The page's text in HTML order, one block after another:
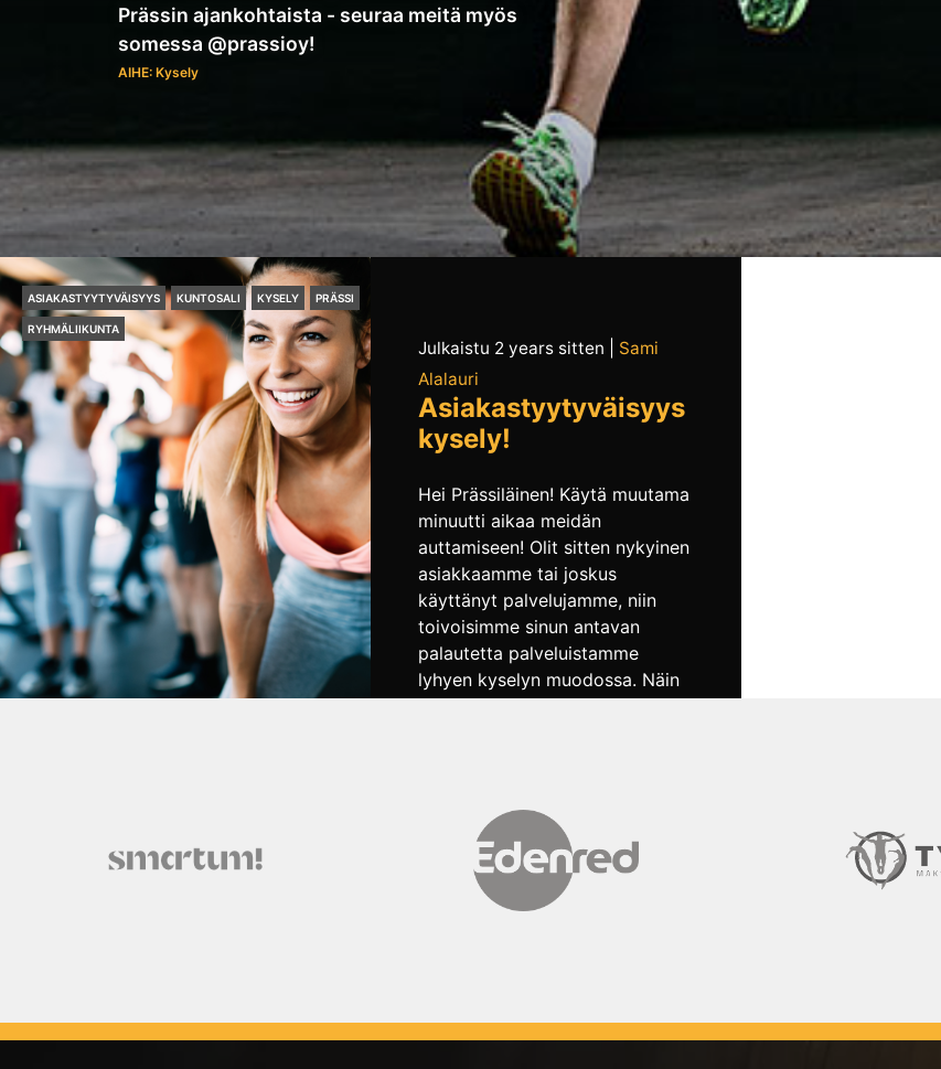
Prässin ajankohtaista - seuraa meitä myös
somessa @prassioy!
AIHE: Kysely
ASIAKASTYYTYVÄISYYS KUNTOSALI KYSELY PRÄSSI
RYHMÄLIIKUNTA
Julkaistu 2 years sitten
Sami
Alalauri
Asiakastyytyväisyys
kysely!
Hei Prässiläinen! Käytä muutama
minuutti aikaa meidän
auttamiseen! Olit sitten nykyinen
asiakkaamme tai joskus
käyttänyt palvelujamme, niin
toivoisimme sinun antavan
palautetta palveluistamme
lyhyen kyselyn muodossa. Näin
Kuntokeskuksen palveluiden
kehittämiseen ja kysely on täysin
anonyymi.Kyselyyn vastaamalla
voit halutessasi osallistua
erillisen linkin kautta arvontaan.